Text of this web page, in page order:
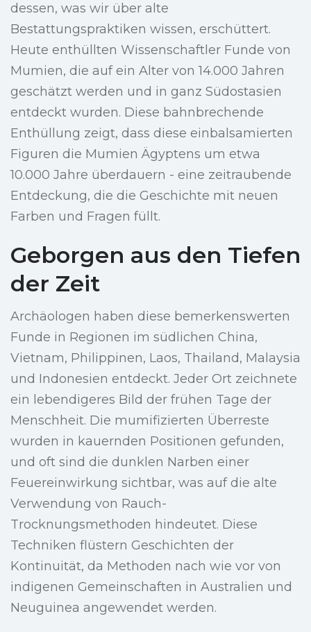
dessen, was wir über alte
Bestattungspraktiken wissen, erschüttert.
Heute enthüllten Wissenschaftler Funde von
Mumien, die auf ein Alter von 14.000 Jahren
geschätzt werden und in ganz Südostasien
entdeckt wurden. Diese bahnbrechende
Enthüllung zeigt, dass diese einbalsamierten
Figuren die Mumien Ägyptens um etwa
10.000 Jahre überdauern - eine zeitraubende
Entdeckung, die die Geschichte mit neuen
Farben und Fragen füllt.
Geborgen aus den Tiefen
der Zeit
Archäologen haben diese bemerkenswerten
Funde in Regionen im südlichen China,
Vietnam, Philippinen, Laos, Thailand, Malaysia
und Indonesien entdeckt. Jeder Ort zeichnete
ein lebendigeres Bild der frühen Tage der
Menschheit. Die mumifizierten Überreste
wurden in kauernden Positionen gefunden,
und oft sind die dunklen Narben einer
Feuereinwirkung sichtbar, was auf die alte
Verwendung von Rauch-
Trocknungsmethoden hindeutet. Diese
Techniken flüstern Geschichten der
Kontinuität, da Methoden nach wie vor von
indigenen Gemeinschaften in Australien und
Neuguinea angewendet werden.